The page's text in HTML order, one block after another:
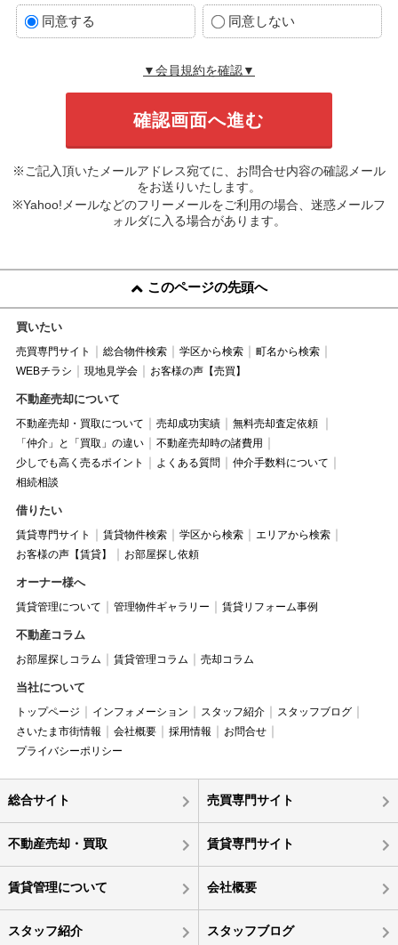
同意する 同意しない
▼会員規約を確認▼
※ご記入頂いたメールアドレス宛てに、お問合せ内容の確認メール
をお送りいたします。
※Yahoo!メールなどのフリーメールをご利用の場合、迷惑メールフ
ォルダに入る場合があります。
このページの先頭へ
買いたい
売買専門サイト 総合物件検索 学区から検索
町名から検索
WEBチラシ
現地見学会 お客様の声【売買】
不動産売却について
不動産売却・買取について 売却成功実績
無料売却査定依頼
「仲介」と「買取」の違い
不動産売却時の諸費用
少しでも高く売るポイント
よくある質問
仲介手数料について
相続相談
借りたい
賃貸専門サイト 賃貸物件検索 学区から検索
エリアから検索
お客様の声【賃貸】
お部屋探し依頼
オーナー様へ
賃貸管理について 管理物件ギャラリー 賃貸リフォーム事例
不動産コラム
お部屋探しコラム 賃貸管理コラム 売却コラム
当社について
トップページ インフォメーション スタッフ紹介
スタッフブログ
さいたま市街情報
会社概要 採用情報
お問合せ
プライバシーポリシー
総合サイト 売買専門サイト
不動産売却・買取 賃貸専門サイト
賃貸管理について 会社概要
スタッフ紹介 スタッフブログ